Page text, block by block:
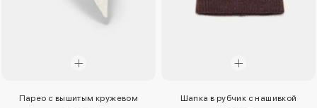
Парео с вышитым кружевом
Шапка в рубчик с нашивкой